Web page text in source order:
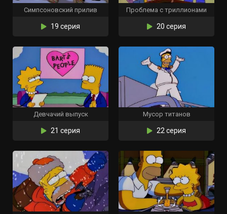
Симпсоновский прилив
19 серия
Проблема с триллионами
20 серия
Девчачий выпуск
21 серия
Мусор титанов
22 серия